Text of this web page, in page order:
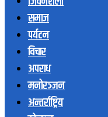
समाज
पर्यटन
विचार
अपराध
मनोरञ्जन
अन्तर्राष्ट्रिय